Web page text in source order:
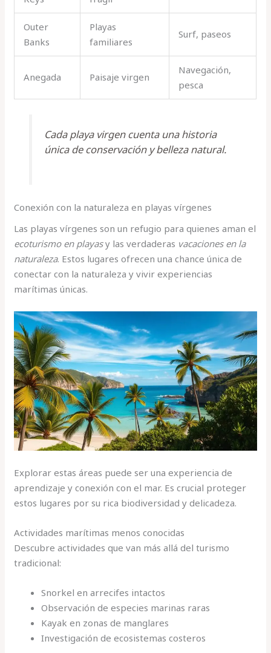
Outer
Banks
Playas
familiares
Surf, paseos
Anegada Paisaje virgen
Navegación,
pesca
Cada playa virgen cuenta una historia
única de conservación y belleza natural.
Conexión con la naturaleza en playas vírgenes
Las playas vírgenes son un refugio para quienes aman el
ecoturismo en playasy las verdaderas vacaciones en la
naturaleza. Estos lugares ofrecen una chance única de
conectar con la naturaleza y vivir experiencias
marítimas únicas.
Explorar estas áreas puede ser una experiencia de
aprendizaje y conexión con el mar. Es crucial proteger
estos lugares por su rica biodiversidad y delicadeza.
Actividades marítimas menos conocidas
Descubre actividades que van más allá del turismo
tradicional:
Snorkel en arrecifes intactos
Observación de especies marinas raras
Kayak en zonas de manglares
Investigación de ecosistemas costeros